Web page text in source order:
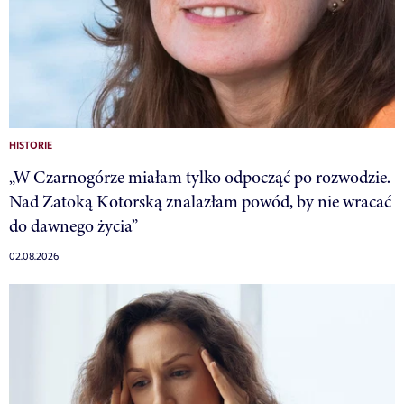
HISTORIE
„W Czarnogórze miałam tylko odpocząć po rozwodzie.
Nad Zatoką Kotorską znalazłam powód, by nie wracać
do dawnego życia”
02.08.2026